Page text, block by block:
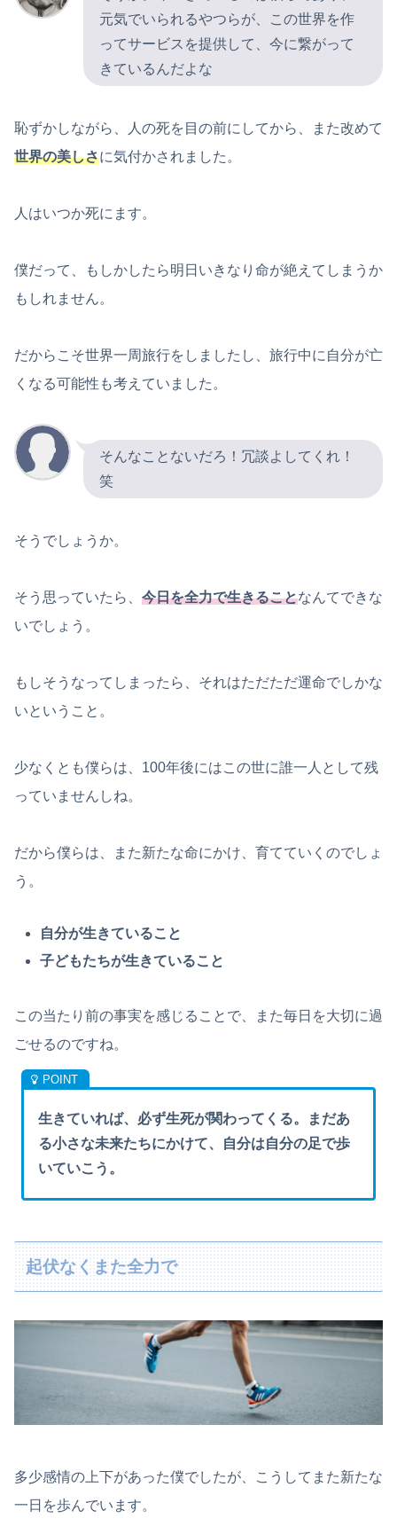
元気でいられるやつらが、この世界を作
ってサービスを提供して、今に繋がって
きているんだよな
恥ずかしながら、人の死を目の前にしてから、また改めて
世界の美しさに気付かされました。
人はいつか死にます。
僕だって、もしかしたら明日いきなり命が絶えてしまうか
もしれません。
だからこそ世界一周旅行をしましたし、旅行中に自分が亡
くなる可能性も考えていました。
そんなことないだろ！冗談よしてくれ！
笑
そうでしょうか。
そう思っていたら、 今日を全力で生きることなんてできな
いでしょう。
もしそうなってしまったら、それはただただ運命でしかな
いということ。
少なくとも僕らは、100年後にはこの世に誰一人として残
っていませんしね。
だから僕らは、また新たな命にかけ、育てていくのでしょ
う。
自分が生きていること
子どもたちが生きていること
この当たり前の事実を感じることで、また毎日を大切に過
ごせるのですね。
生きていれば、必ず生死が関わってくる。まだあ
る小さな未来たちにかけて、自分は自分の足で歩
いていこう。
起伏なくまた全力で
多少感情の上下があった僕でしたが、こうしてまた新たな
一日を歩んでいます。